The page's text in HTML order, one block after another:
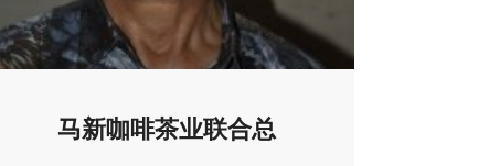
马新咖啡茶业联合总